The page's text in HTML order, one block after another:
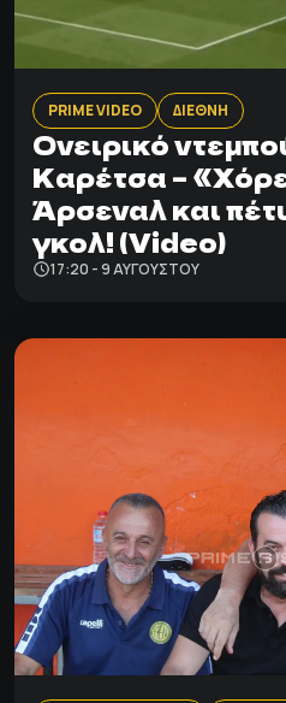
PRIME VIDEO ΔΙΕΘΝΗ
Ονειρικό
Καρέτσα –
Άρσεναλ και
γκολ! (Video)
17:20 - 9 ΑΥΓΟΎΣΤΟΥ